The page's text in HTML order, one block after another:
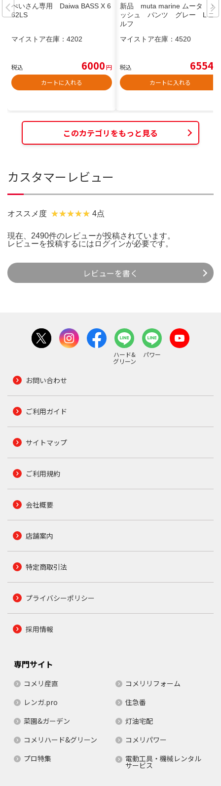
ぺいさん専用 Daiwa BASS X 6
62LS
マイストア在庫： 4202
税込 6000円
カートに入れる
新品 muta marine ムータ メ
ッシュ パンツ グレー L ゴ
ルフ
マイストア在庫： 4520
税込 6554
カートに入れる
このカテゴリをもっと見る
カスタマーレビュー
オススメ度 4点
現在、2490件のレビューが投稿されています。
レビューを投稿するには ログインが必要です。
レビューを書く
ハード&
グリーン
パワー
お問い合わせ
ご利用ガイド
サイトマップ
ご利用規約
会社概要
店舗案内
特定商取引法
プライバシーポリシー
採用情報
専門サイト
コメリ産直
コメリリフォーム
レンガ.pro
住急番
菜園&ガーデン
灯油宅配
コメリハード&グリーン
コメリパワー
プロ特集
電動工具・機械レンタル
サービス